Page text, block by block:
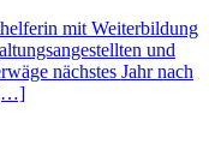
mit Weiterbildung
und
nächstes Jahr nach
[…]